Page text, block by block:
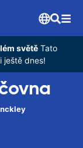
světě Tato
ještě dnes!